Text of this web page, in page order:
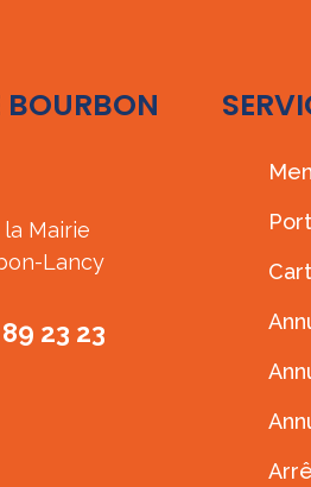
BOURBON
la Mairie
Lancy
23 23